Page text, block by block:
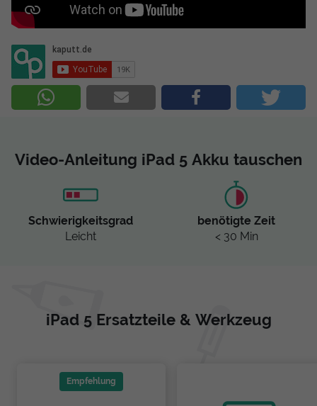
Video-Anleitung iPad 5 Akku tauschen
Schwierigkeitsgrad
Leicht
benötigte Zeit
< 30 Min
iPad 5 Ersatzteile & Werkzeug
Empfehlung